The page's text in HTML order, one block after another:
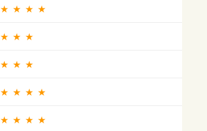
★★★★
★★★
★★★
★★★★
★★★★